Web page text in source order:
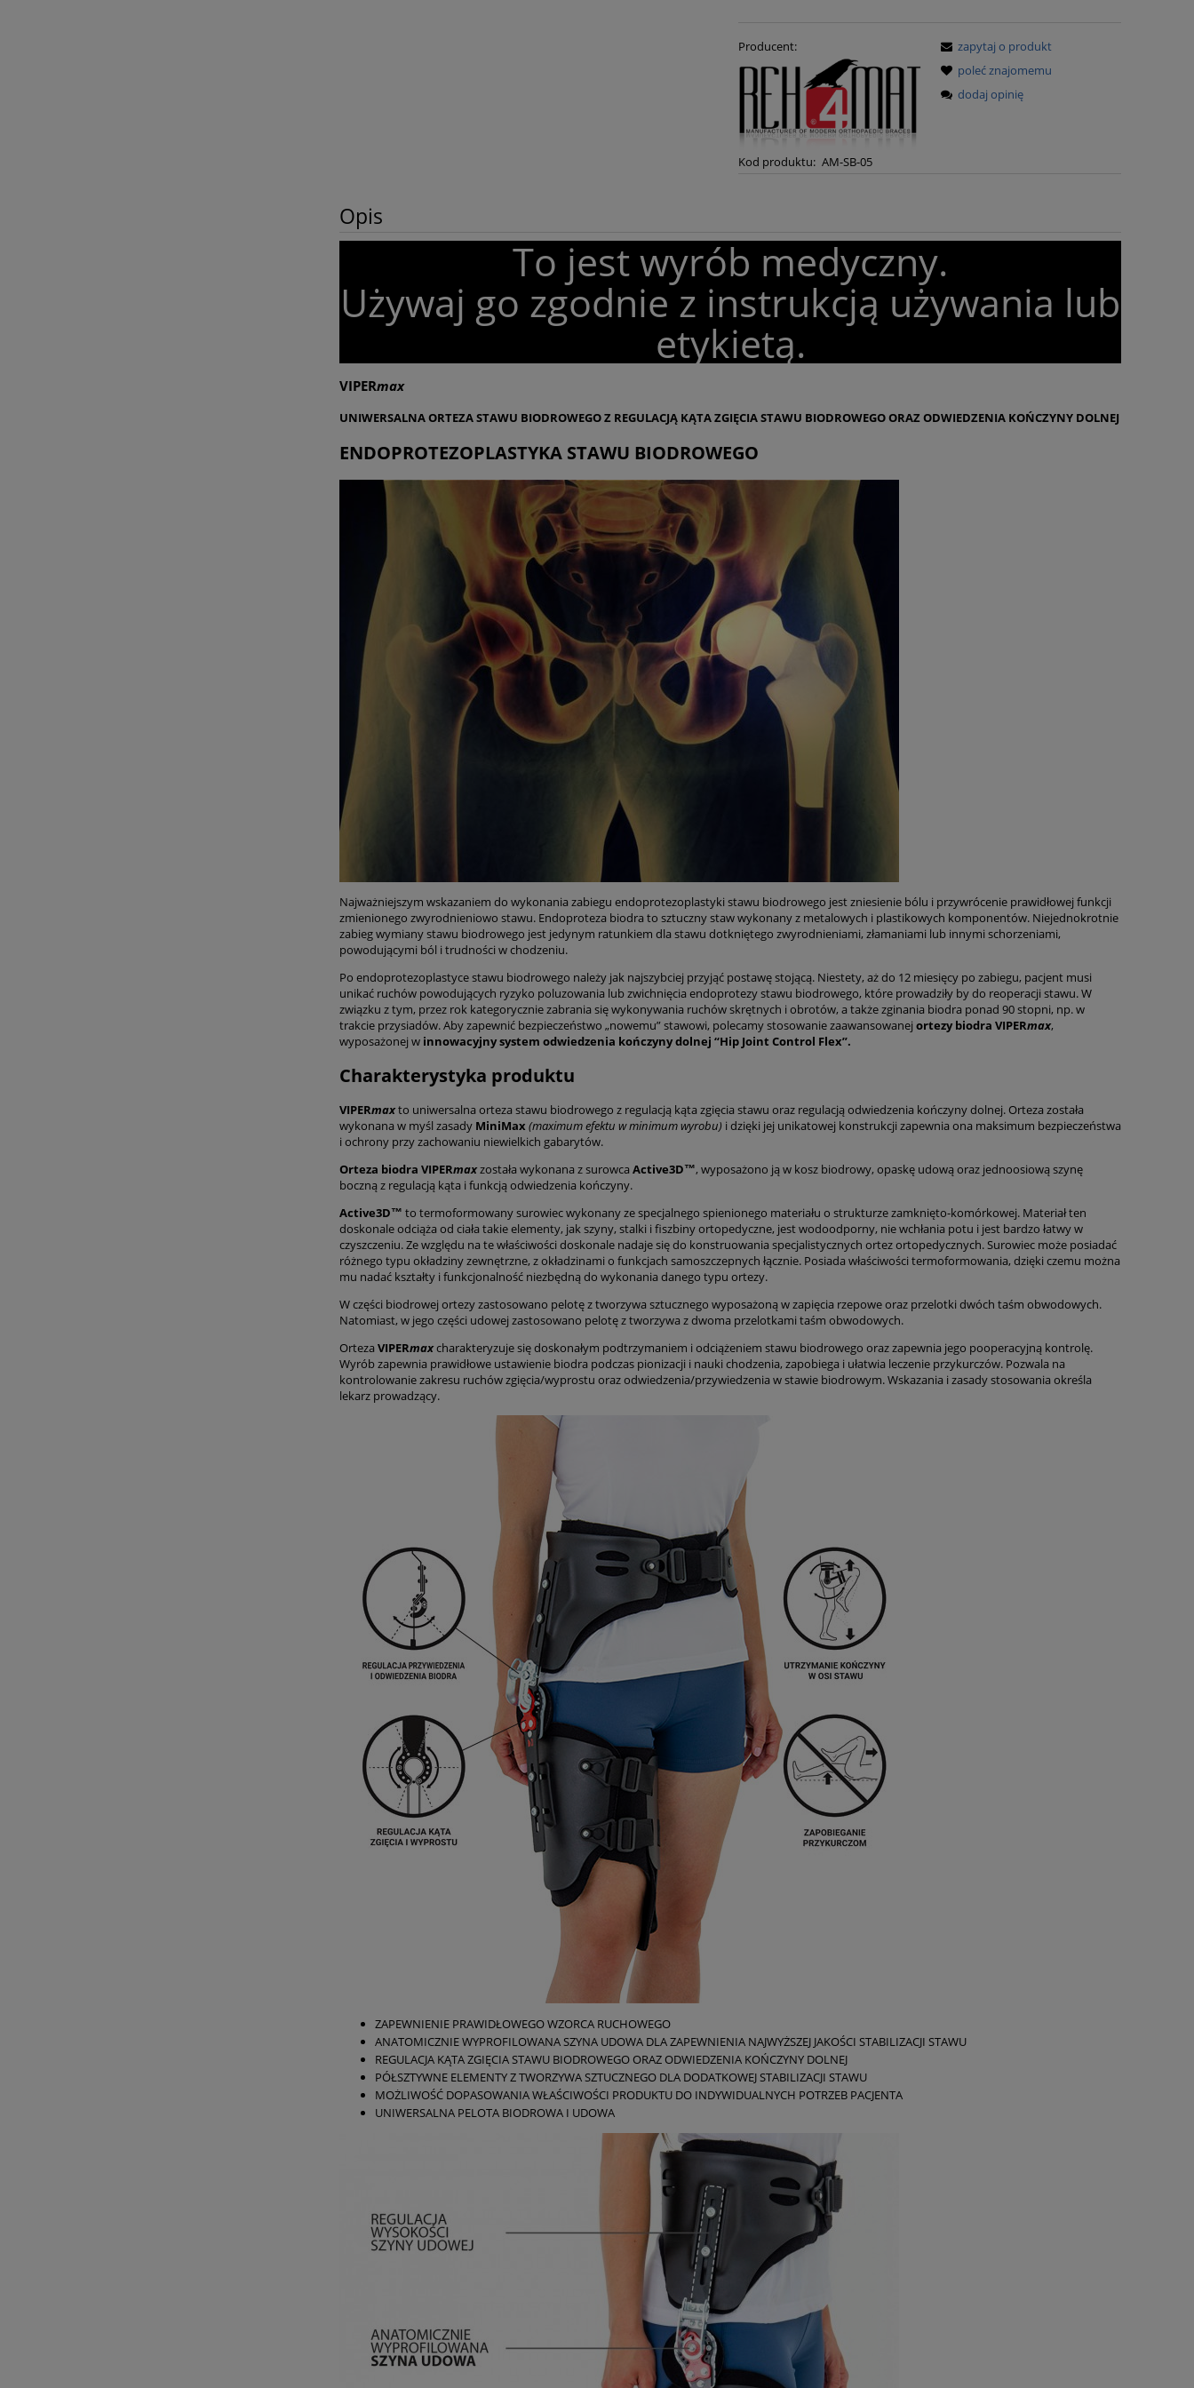
Producent:
Kod produktu: AM-SB-05
zapytaj o produkt
poleć znajomemu
dodaj opinię
Opis
To jest wyrób medyczny.
Używaj go zgodnie z instrukcją używania lub
etykietą.
VIPERmax
UNIWERSALNA ORTEZA STAWU BIODROWEGO Z REGULACJĄ KĄTA ZGIĘCIA STAWU BIODROWEGO ORAZ ODWIEDZENIA KOŃCZYNY DOLNEJ
ENDOPROTEZOPLASTYKA STAWU BIODROWEGO
Najważniejszym wskazaniem do wykonania zabiegu endoprotezoplastyki stawu biodrowego jest zniesienie bólu i przywrócenie prawidłowej funkcji
zmienionego zwyrodnieniowo stawu. Endoproteza biodra to sztuczny staw wykonany z metalowych i plastikowych komponentów. Niejednokrotnie
zabieg wymiany stawu biodrowego jest jedynym ratunkiem dla stawu dotkniętego zwyrodnieniami, złamaniami lub innymi schorzeniami,
powodującymi ból i trudności w chodzeniu.
Po endoprotezoplastyce stawu biodrowego należy jak najszybciej przyjąć postawę stojącą. Niestety, aż do 12 miesięcy po zabiegu, pacjent musi
unikać ruchów powodujących ryzyko poluzowania lub zwichnięcia endoprotezy stawu biodrowego, które prowadziły by do reoperacji stawu. W
związku z tym, przez rok kategorycznie zabrania się wykonywania ruchów skrętnych i obrotów, a także zginania biodra ponad 90 stopni, np. w
trakcie przysiadów. Aby zapewnić bezpieczeństwo „nowemu” stawowi, polecamy stosowanie zaawansowanej ortezy biodra VIPERmax,
wyposażonej w innowacyjny system odwiedzenia kończyny dolnej “Hip Joint Control Flex”.
Charakterystyka produktu
VIPERmaxto uniwersalna orteza stawu biodrowego z regulacją kąta zgięcia stawu oraz regulacją odwiedzenia kończyny dolnej. Orteza została
wykonana w myśl zasady MiniMax (maximum efektu w minimum wyrobu) i dzięki jej unikatowej konstrukcji zapewnia ona maksimum bezpieczeństwa
i ochrony przy zachowaniu niewielkich gabarytów.
Orteza biodra VIPERmaxzostała wykonana z surowca Active3D™, wyposażono ją w kosz biodrowy, opaskę udową oraz jednoosiową szynę
boczną z regulacją kąta i funkcją odwiedzenia kończyny.
Active3D™ to termoformowany surowiec wykonany ze specjalnego spienionego materiału o strukturze zamknięto-komórkowej. Materiał ten
doskonale odciąża od ciała takie elementy, jak szyny, stalki i fiszbiny ortopedyczne, jest wodoodporny, nie wchłania potu i jest bardzo łatwy w
czyszczeniu. Ze względu na te właściwości doskonale nadaje się do konstruowania specjalistycznych ortez ortopedycznych. Surowiec może posiadać
różnego typu okładziny zewnętrzne, z okładzinami o funkcjach samoszczepnych łącznie. Posiada właściwości termoformowania, dzięki czemu można
mu nadać kształty i funkcjonalność niezbędną do wykonania danego typu ortezy.
W części biodrowej ortezy zastosowano pelotę z tworzywa sztucznego wyposażoną w zapięcia rzepowe oraz przelotki dwóch taśm obwodowych.
Natomiast, w jego części udowej zastosowano pelotę z tworzywa z dwoma przelotkami taśm obwodowych.
Orteza VIPERmaxcharakteryzuje się doskonałym podtrzymaniem i odciążeniem stawu biodrowego oraz zapewnia jego pooperacyjną kontrolę.
Wyrób zapewnia prawidłowe ustawienie biodra podczas pionizacji i nauki chodzenia, zapobiega i ułatwia leczenie przykurczów. Pozwala na
kontrolowanie zakresu ruchów zgięcia/wyprostu oraz odwiedzenia/przywiedzenia w stawie biodrowym. Wskazania i zasady stosowania określa
lekarz prowadzący.
ZAPEWNIENIE PRAWIDŁOWEGO WZORCA RUCHOWEGO
ANATOMICZNIE WYPROFILOWANA SZYNA UDOWA DLA ZAPEWNIENIA NAJWYŻSZEJ JAKOŚCI STABILIZACJI STAWU
REGULACJA KĄTA ZGIĘCIA STAWU BIODROWEGO ORAZ ODWIEDZENIA KOŃCZYNY DOLNEJ
PÓŁSZTYWNE ELEMENTY Z TWORZYWA SZTUCZNEGO DLA DODATKOWEJ STABILIZACJI STAWU
MOŻLIWOŚĆ DOPASOWANIA WŁAŚCIWOŚCI PRODUKTU DO INDYWIDUALNYCH POTRZEB PACJENTA
UNIWERSALNA PELOTA BIODROWA I UDOWA